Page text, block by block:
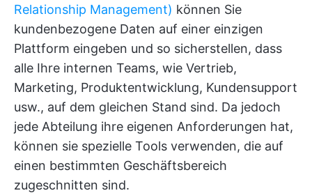
Relationship Management) können Sie
kundenbezogene Daten auf einer einzigen
Plattform eingeben und so sicherstellen, dass
alle Ihre internen Teams, wie Vertrieb,
Marketing, Produktentwicklung, Kundensupport
usw., auf dem gleichen Stand sind. Da jedoch
jede Abteilung ihre eigenen Anforderungen hat,
können sie spezielle Tools verwenden, die auf
einen bestimmten Geschäftsbereich
zugeschnitten sind.